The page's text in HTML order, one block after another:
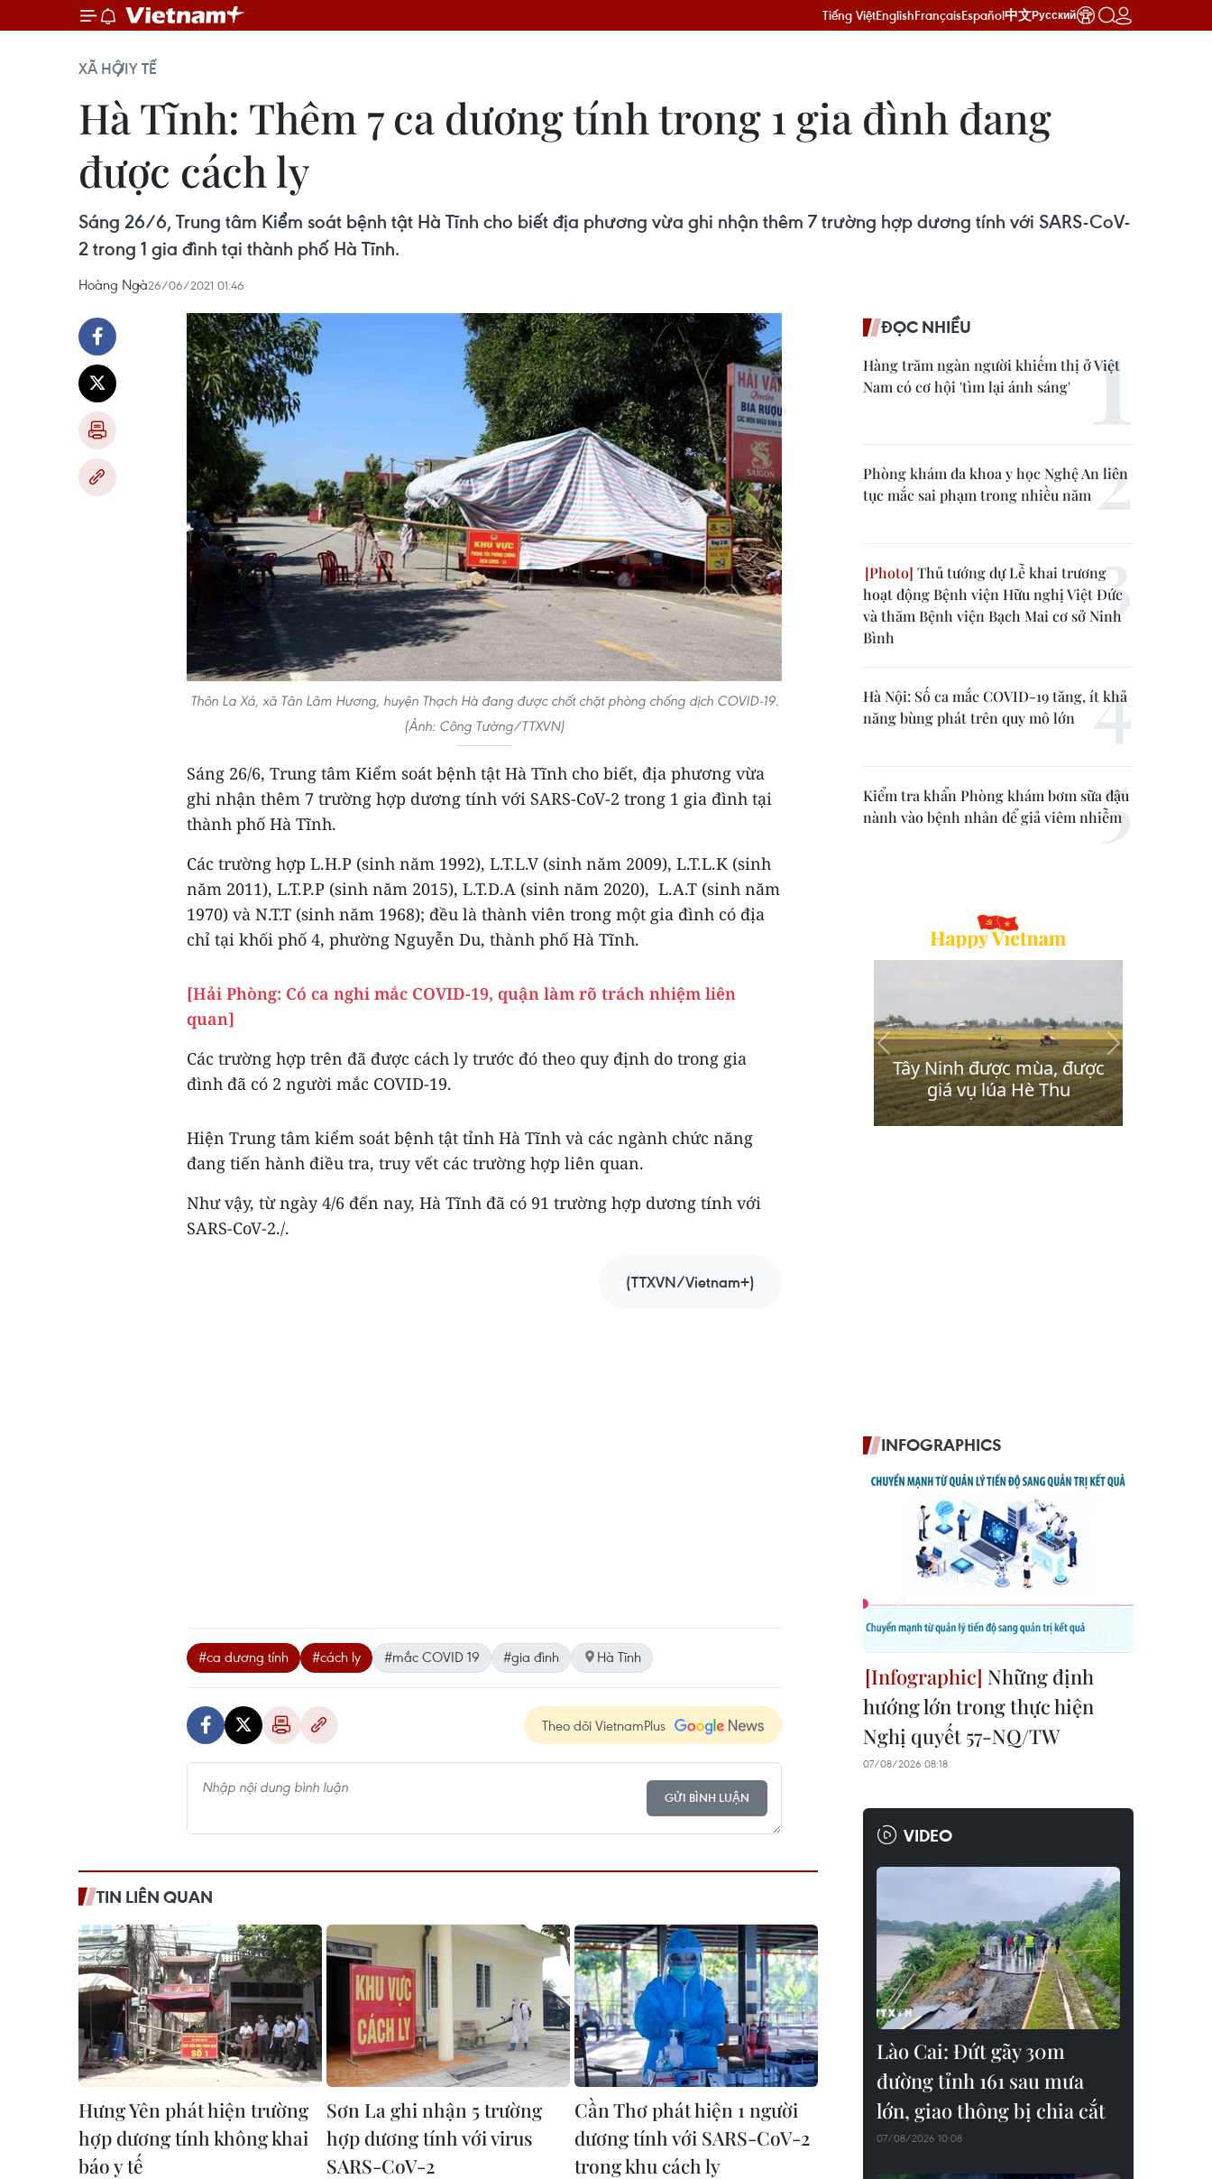
Tiếng ViệtEnglishFrançaisEspañol中文Русский
XÃ HỘIY TẾ
Hà Tĩnh: Thêm 7 ca dương tính trong 1 gia đình đang
được cách ly
Sáng 26/6, Trung tâm Kiểm soát bệnh tật Hà Tĩnh cho biết địa phương vừa ghi nhận thêm 7 trường hợp dương tính với SARS-CoV-
2 trong 1 gia đình tại thành phố Hà Tĩnh.
Hoàng Ngà26/06/2021 01:46
Thôn La Xá, xã Tân Lâm Hương, huyện Thạch Hà đang được chốt chặt phòng chống dịch COVID-19.
(Ảnh: Công Tường/TTXVN)
Sáng 26/6, Trung tâm Kiểm soát bệnh tật Hà Tĩnh cho biết, địa phương vừa
ghi nhận thêm 7 trường hợp dương tính với SARS-CoV-2 trong 1 gia đình tại
thành phố Hà Tĩnh.
Các trường hợp L.H.P (sinh năm 1992), L.T.L.V (sinh năm 2009), L.T.L.K (sinh
năm 2011), L.T.P.P (sinh năm 2015), L.T.D.A (sinh năm 2020), L.A.T (sinh năm
1970) và N.T.T (sinh năm 1968); đều là thành viên trong một gia đình có địa
chỉ tại khối phố 4, phường Nguyễn Du, thành phố Hà Tĩnh.
[Hải Phòng: Có ca nghi mắc COVID-19, quận làm rõ trách nhiệm liên
quan]
Các trường hợp trên đã được cách ly trước đó theo quy định do trong gia
đình đã có 2 người mắc COVID-19.
Hiện Trung tâm kiểm soát bệnh tật tỉnh Hà Tĩnh và các ngành chức năng
đang tiến hành điều tra, truy vết các trường hợp liên quan.
Như vậy, từ ngày 4/6 đến nay, Hà Tĩnh đã có 91 trường hợp dương tính với
SARS-CoV-2./.
(TTXVN/Vietnam+)
#ca dương tính #cách ly #mắc COVID 19 #gia đình Hà Tĩnh
Theo dõi VietnamPlus
GỬI BÌNH LUẬN
TIN LIÊN QUAN
Hưng Yên phát hiện trường
hợp dương tính không khai
báo y tế
Sơn La ghi nhận 5 trường
hợp dương tính với virus
SARS-CoV-2
Cần Thơ phát hiện 1 người
dương tính với SARS-CoV-2
trong khu cách ly
ĐỌC NHIỀU
Hàng trăm ngàn người khiếm thị ở Việt
Nam có cơ hội 'tìm lại ánh sáng'
Phòng khám đa khoa y học Nghệ An liên
tục mắc sai phạm trong nhiều năm
Thủ tướng dự Lễ khai trương
hoạt động Bệnh viện Hữu nghị Việt Đức
và thăm Bệnh viện Bạch Mai cơ sở Ninh
Bình
Hà Nội: Số ca mắc COVID-19 tăng, ít khả
năng bùng phát trên quy mô lớn
Kiểm tra khẩn Phòng khám bơm sữa đậu
nành vào bệnh nhân để giả viêm nhiễm
INFOGRAPHICS
Những định
hướng lớn trong thực hiện
Nghị quyết 57-NQ/TW
07/08/2026 08:18
VIDEO
Lào Cai: Đứt gãy 30m
đường tỉnh 161 sau mưa
lớn, giao thông bị chia cắt
07/08/2026 10:08